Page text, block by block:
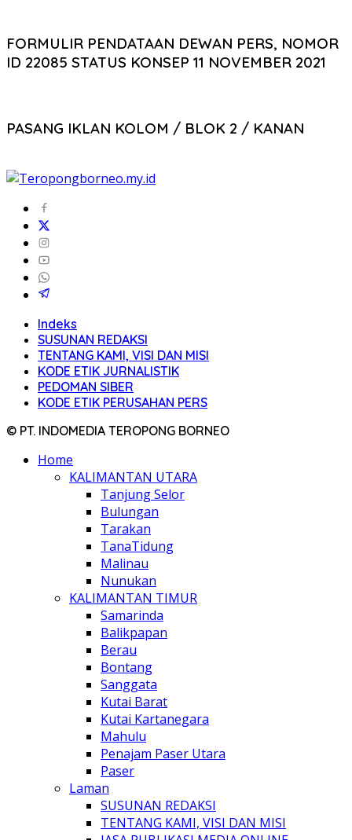
FORMULIR PENDATAAN DEWAN PERS, NOMOR
ID 22085 STATUS KONSEP 11 NOVEMBER 2021
PASANG IKLAN KOLOM / BLOK 2 / KANAN
Indeks
SUSUNAN REDAKSI
TENTANG KAMI, VISI DAN MISI
KODE ETIK JURNALISTIK
PEDOMAN SIBER
KODE ETIK PERUSAHAN PERS
© PT. INDOMEDIA TEROPONG BORNEO
Home
KALIMANTAN UTARA
Tanjung Selor
Bulungan
Tarakan
TanaTidung
Malinau
Nunukan
KALIMANTAN TIMUR
Samarinda
Balikpapan
Berau
Bontang
Sanggata
Kutai Barat
Kutai Kartanegara
Mahulu
Penajam Paser Utara
Paser
Laman
SUSUNAN REDAKSI
TENTANG KAMI, VISI DAN MISI